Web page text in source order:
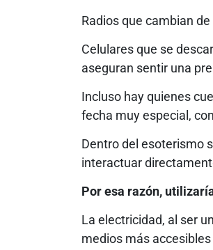
Radios que cambian
Celulares que se
aseguran sentir una
Incluso hay quienes
fecha muy especial,
Dentro del esoterismo
interactuar
Por esa razón,
La electricidad, al ser
medios más